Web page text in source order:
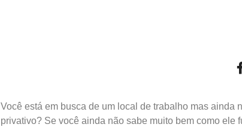
Você está em busca de um local de trabalho mas
privativo? Se você ainda não sabe muito bem como